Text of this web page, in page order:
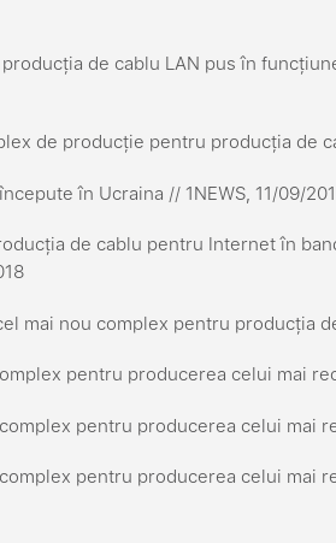
de cablu LAN pus în
de producție pentru producția de
în Ucraina // 1NEWS, 11/09/
de cablu pentru Internet în
mai nou complex pentru producția
pentru producerea celui mai
pentru producerea celui mai
pentru producerea celui mai